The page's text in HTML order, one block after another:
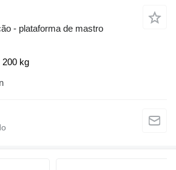
- plataforma de mastro
200 kg